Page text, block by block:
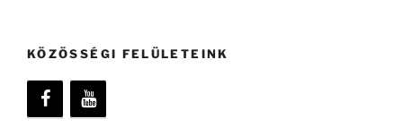
KÖZÖSSÉGI FELÜLETEINK